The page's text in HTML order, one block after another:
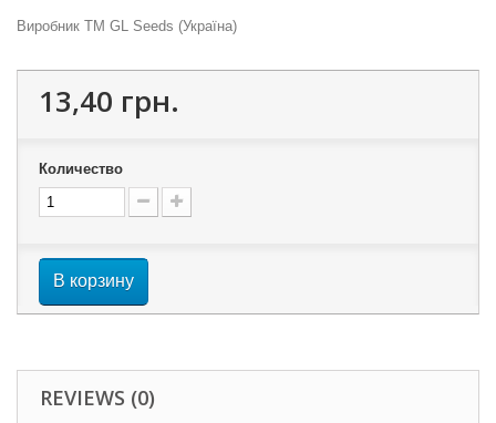
Виробник ТМ GL Seeds (Україна)
13,40 грн.
Количество
В корзину
REVIEWS (0)